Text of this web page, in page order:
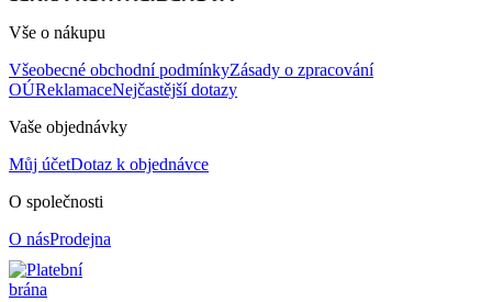
Vše o nákupu
Všeobecné obchodní podmínkyZásady o zpracování
OÚReklamaceNejčastější dotazy
Vaše objednávky
Můj účetDotaz k objednávce
O společnosti
O násProdejna